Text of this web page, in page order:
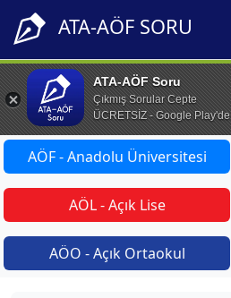
ATA-AÖF SORU
ATA-AÖF Soru
Çıkmış Sorular Cepte
ÜCRETSİZ - Google Play'de
AÖF - Anadolu Üniversitesi
AÖL - Açık Lise
AÖO - Açık Ortaokul